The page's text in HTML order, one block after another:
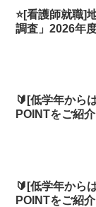
⭐[看護師就職]
調査」2026年
🔰[低学年から
POINTをご紹
🔰[低学年から
POINTをご紹